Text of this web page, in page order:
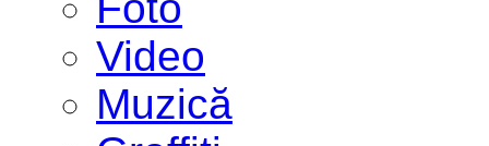
Video
Muzică